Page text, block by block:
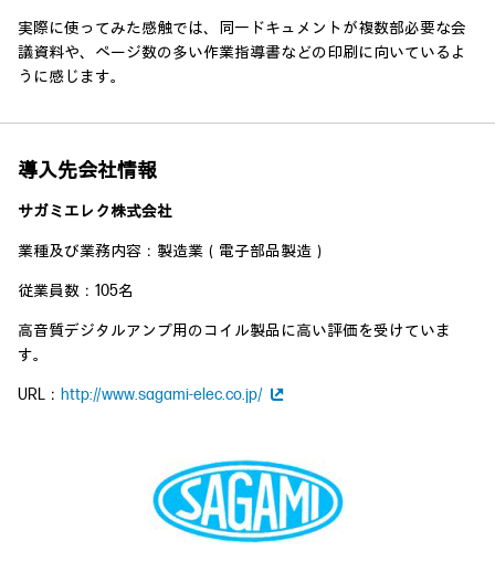
実際に使ってみた感触では、同一ドキュメントが複数部必要な会
議資料や、ページ数の多い作業指導書などの印刷に向いているよ
うに感じます。
導入先会社情報
サガミエレク株式会社
業種及び業務内容：製造業（電子部品製造）
従業員数：105名
高音質デジタルアンプ用のコイル製品に高い評価を受けていま
す。
URL： http://www.sagami-elec.co.jp/